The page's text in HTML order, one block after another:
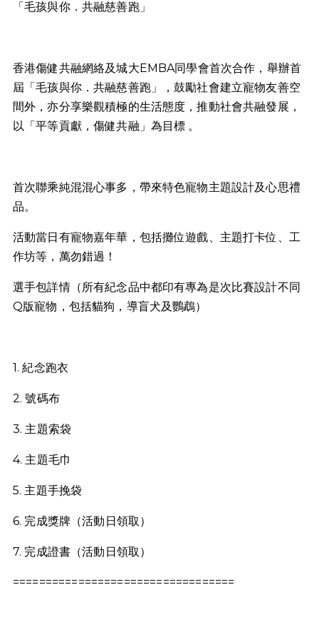
「毛孩與你．共融慈善跑」
香港傷健共融網絡及城大EMBA同學會首次合作，舉辦首
屆「毛孩與你．共融慈善跑」，鼓勵社會建立寵物友善空
間外，亦分享樂觀積極的生活態度，推動社會共融發展，
以「平等貢獻，傷健共融」為目標 。
首次聯乘純混混心事多，帶來特色寵物主題設計及心思禮
品。
活動當日有寵物嘉年華，包括攤位遊戲、主題打卡位、工
作坊等，萬勿錯過！
選手包詳情（所有紀念品中都印有專為是次比賽設計不同
Q版寵物，包括貓狗，導盲犬及鸚鵡）
1. 紀念跑衣
2. 號碼布
3. 主題索袋
4. 主題毛巾
5. 主題手挽袋
6. 完成獎牌（活動日領取）
7. 完成證書（活動日領取）
==================================